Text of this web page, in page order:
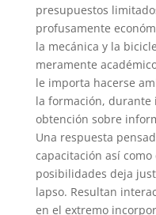
presupuestos
profusamente
la mecánica y la
meramente
le importa hacerse
la formación, durante
obtención sobre
Una respuesta
capacitación así­
posibilidades deja
lapso. Resultan
en el extremo